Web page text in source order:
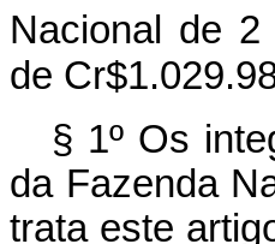
Nacional de 2
de
§ 1º Os
da Fazenda
trata este